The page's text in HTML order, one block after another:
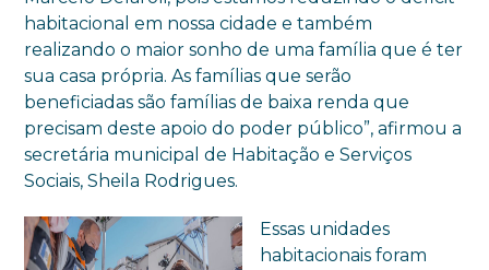
habitacional em nossa cidade e também
realizando o maior sonho de uma família que é ter
sua casa própria. As famílias que serão
beneficiadas são famílias de baixa renda que
precisam deste apoio do poder público”, afirmou a
secretária municipal de Habitação e Serviços
Sociais, Sheila Rodrigues.
Essas unidades
habitacionais foram